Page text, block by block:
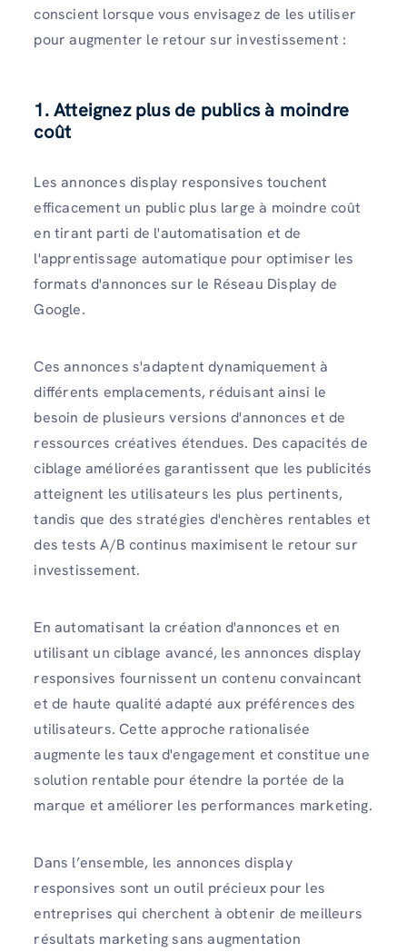
conscient lorsque vous envisagez de les utiliser
pour augmenter le retour sur investissement :
1. Atteignez plus de publics à moindre
coût
Les annonces display responsives touchent
efficacement un public plus large à moindre coût
en tirant parti de l'automatisation et de
l'apprentissage automatique pour optimiser les
formats d'annonces sur le Réseau Display de
Google.
Ces annonces s'adaptent dynamiquement à
différents emplacements, réduisant ainsi le
besoin de plusieurs versions d'annonces et de
ressources créatives étendues. Des capacités de
ciblage améliorées garantissent que les publicités
atteignent les utilisateurs les plus pertinents,
tandis que des stratégies d'enchères rentables et
des tests A/B continus maximisent le retour sur
investissement.
En automatisant la création d'annonces et en
utilisant un ciblage avancé, les annonces display
responsives fournissent un contenu convaincant
et de haute qualité adapté aux préférences des
utilisateurs. Cette approche rationalisée
augmente les taux d'engagement et constitue une
solution rentable pour étendre la portée de la
marque et améliorer les performances marketing.
Dans l’ensemble, les annonces display
responsives sont un outil précieux pour les
entreprises qui cherchent à obtenir de meilleurs
résultats marketing sans augmentation